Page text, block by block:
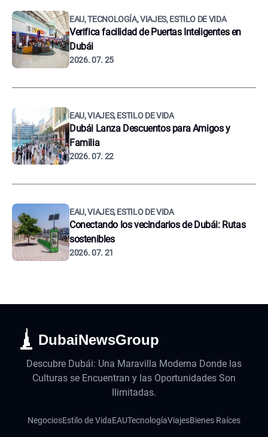
EAU, TECNOLOGÍA, VIAJES, ESTILO DE VIDA
Verifica facilidad de Puertas Inteligentes en
Dubái
2026. 07. 25
EAU, VIAJES, ESTILO DE VIDA
Dubái Lanza Descuentos para Amigos y
Familia
2026. 07. 22
EAU, VIAJES, ESTILO DE VIDA
Conectando los vecindarios de Dubái: Rutas
sostenibles
2026. 07. 21
DubaiNewsGroup
Descubre Dubái: Una Maravilla Moderna Donde las
Culturas se Encuentran y las Oportunidades Son
Ilimitadas.
NegociosEstilo de VidaEAUTecnologíaViajesBienes Raíces